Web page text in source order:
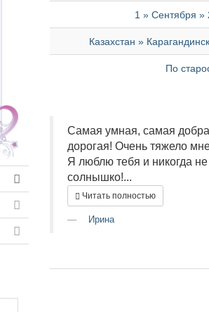
1 » Сентября »
Казахстан »
По
Самая умная, самая
дорогая! Очень тяжело
Я люблю тебя и никогда не
солнышко!...
Читать полностью
Ирина